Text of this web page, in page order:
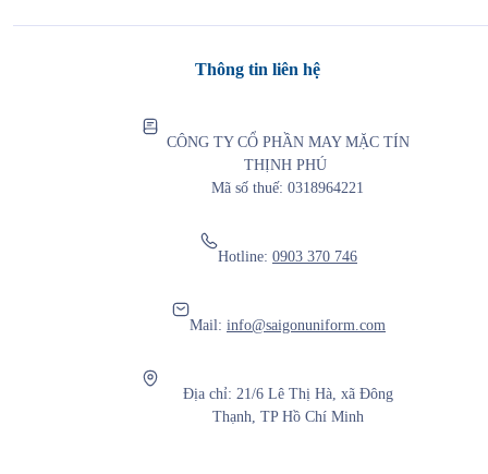
Thông tin liên hệ
CÔNG TY CỔ PHẦN MAY MẶC TÍN
THỊNH PHÚ
Mã số thuế: 0318964221
Hotline: 0903 370 746
Mail: info@saigonuniform.com
Địa chỉ: 21/6 Lê Thị Hà, xã Đông
Thạnh, TP Hồ Chí Minh